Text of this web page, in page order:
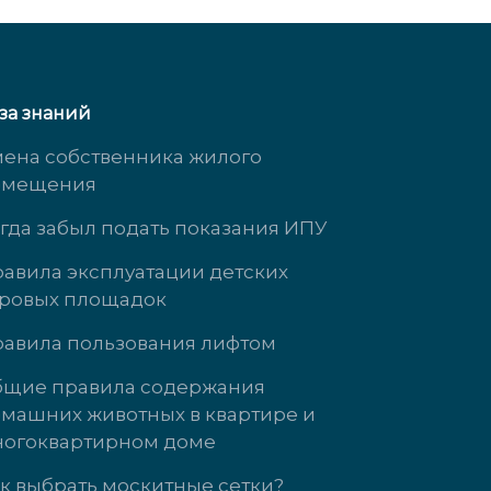
д. 21
3737
09:00-18:00
17:00
выходной
знаний
собственника жилого
забыл подать показания ИПУ
эксплуатации детских
площадок
пользования лифтом
правила содержания
животных в квартире и
доме
выбрать москитные сетки?